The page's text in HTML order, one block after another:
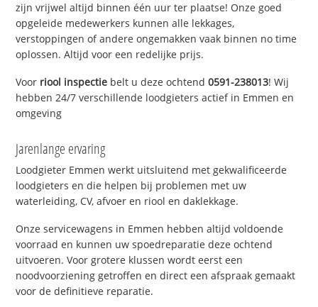
zijn vrijwel altijd binnen één uur ter plaatse! Onze goed
opgeleide medewerkers kunnen alle lekkages,
verstoppingen of andere ongemakken vaak binnen no time
oplossen. Altijd voor een redelijke prijs.
Voor riool inspectie belt u deze ochtend0591-238013! Wij
hebben 24/7 verschillende loodgieters actief in Emmen en
omgeving
Jarenlange ervaring
Loodgieter Emmen werkt uitsluitend met gekwalificeerde
loodgieters en die helpen bij problemen met uw
waterleiding, CV, afvoer en riool en daklekkage.
Onze servicewagens in Emmen hebben altijd voldoende
voorraad en kunnen uw spoedreparatie deze ochtend
uitvoeren. Voor grotere klussen wordt eerst een
noodvoorziening getroffen en direct een afspraak gemaakt
voor de definitieve reparatie.